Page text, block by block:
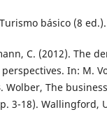
básico (8
C. (2012). The
In: M.
Wolber, The
3-18). Wallingford,